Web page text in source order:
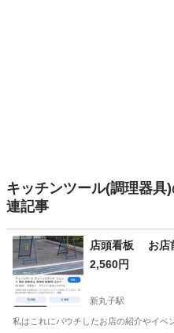
キッチンツール(調理器具
連記事
店頭看
2,560円
新丸子駅
私はこれにパウチしたお店の紹介やイベ